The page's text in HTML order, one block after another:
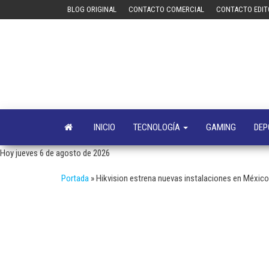
BLOG ORIGINAL CONTACTO COMERCIAL CONTACTO
INICIO TECNOLOGÍA GAMING
Hoy jueves 6 de agosto de 2026
Portada »Hikvision estrena nuevas instalaciones en México